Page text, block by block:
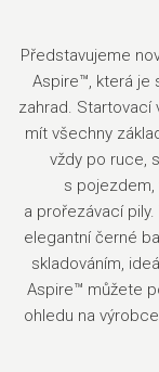
Představujeme
Aspire™, která je
zahrad. Startovací
mít všechny
vždy po ruce,
s pojezdem,
a prořezávací
elegantní černé
skladováním,
Aspire™ můžete
ohledu na